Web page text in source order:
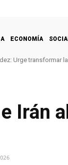
ECONOMÍA
Urge transformar
Irán